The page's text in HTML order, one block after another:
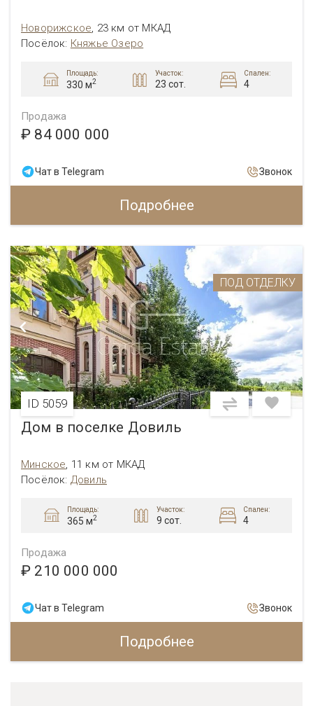
Новорижское, 23 км от МКАД
Посёлок: Княжье Озеро
Площадь:
330 м2
Участок:
23 сот.
Спален:
4
Продажа
₽ 84 000 000
Чат в Telegram Звонок
Подробнее
ПОД ОТДЕЛКУ
ID 5059
Дом в поселке Довиль
Минское 11 км от МКАД
Посёлок: Довиль
Площадь:
365 м2
Участок:
9 сот.
Спален:
4
Продажа
₽ 210 000 000
Чат в Telegram Звонок
Подробнее